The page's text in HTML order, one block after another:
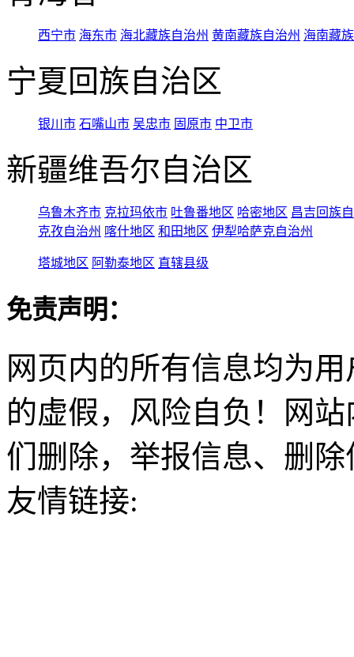
西宁市 海东市 海北藏族自治州 黄南藏族自治州 海南藏
宁夏回族自治区
银川市 石嘴山市 吴忠市 固原市 中卫市
新疆维吾尔自治区
乌鲁木齐市 克拉玛依市 吐鲁番地区 哈密地区 昌吉回族
克孜自治州 喀什地区 和田地区 伊犁哈萨克自治州
塔城地区 阿勒泰地区 直辖县级
免责声明：
网页内的所有信息均为
的虚假，风险自负！网
们删除，举报信息、删
友情链接: